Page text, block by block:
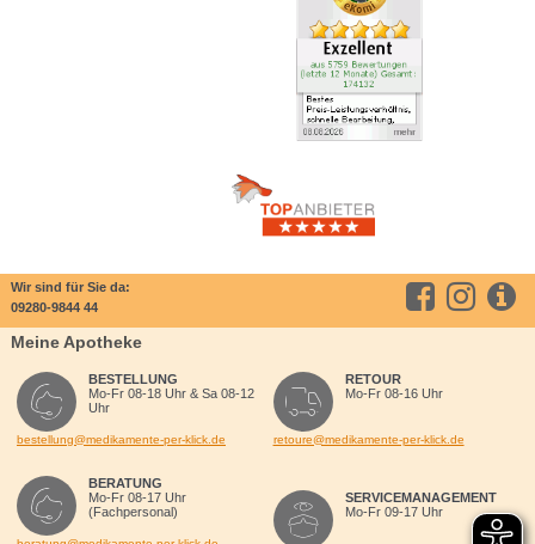
Wir sind für Sie da:
09280-9844 44
Meine Apotheke
BESTELLUNG
Mo-Fr 08-18 Uhr & Sa 08-12
Uhr
bestellung@medikamente-per-klick.de
BERATUNG
Mo-Fr 08-17 Uhr
(Fachpersonal)
RETOUR
Mo-Fr 08-16 Uhr
retoure@medikamente-per-klick.de
SERVICEMANAGEMENT
Mo-Fr 09-17 Uhr